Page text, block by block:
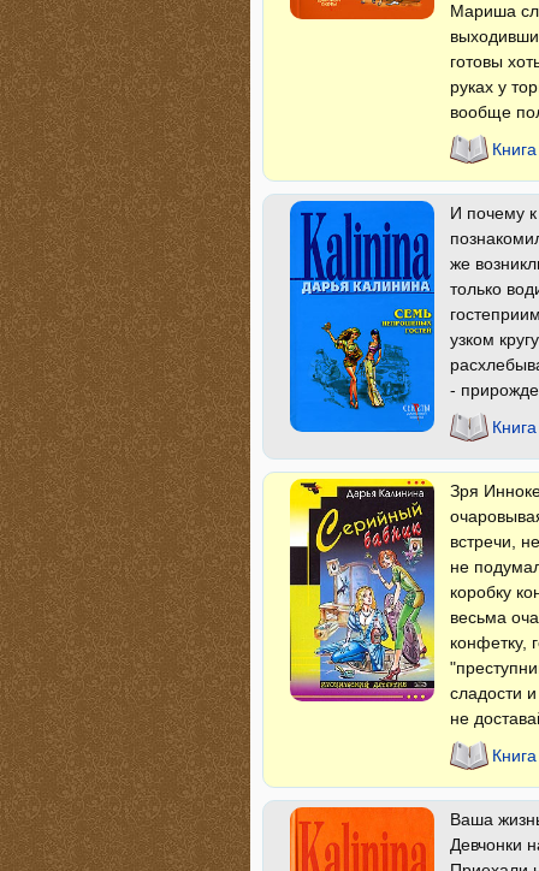
Мариша
готовы
руках у
вообще
И почему
же
только
узком
-
Зря
встречи,
не
коробку
весьма
конфетку,
сладости
не
Ваша
Девчонки